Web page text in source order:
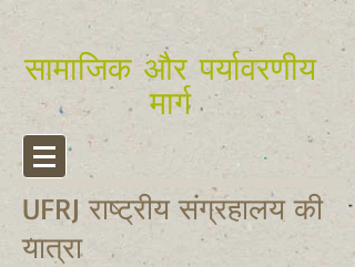
सामाजिक और पर्यावरणीय
मार्ग
UFRJ राष्ट्रीय संग्रहालय की
यात्रा